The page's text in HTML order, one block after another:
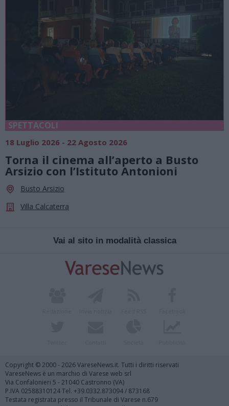
SPETTACOLI
18 Luglio 2026 - 22 Agosto 2026
Torna il cinema all’aperto a Busto
Arsizio con l’Istituto Antonioni
Busto Arsizio
Villa Calcaterra
Vai al sito in modalità classica
Copyright © 2000 - 2026 VareseNews.it. Tutti i diritti riservati
VareseNews è un marchio di Varese web srl
Via Confalonieri 5 - 21040 Castronno (VA)
P.IVA 02588310124 Tel. +39.0332.873094 / 873168
Testata registrata presso il Tribunale di Varese n.679